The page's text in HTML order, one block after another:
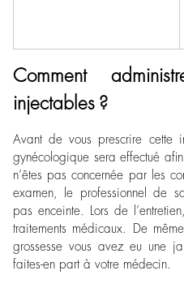
Comment
injectables ?
Avant de vous prescrire cette
gynécologique sera effectué
n’êtes pas concernée par les
examen, le professionnel de
pas enceinte. Lors de
traitements médicaux. De
grossesse vous avez eu une
faites-en part à votre médecin.